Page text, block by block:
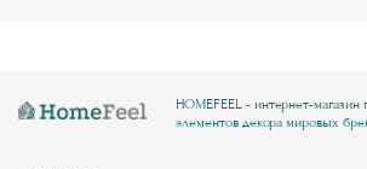
HOMEFEEL - интернет-
элементов декора мировых